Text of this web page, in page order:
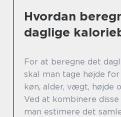
Hvordan
daglige
For at beregne det
skal man tage højde
køn, alder, vægt, højde
Ved at kombinere
man estimere det